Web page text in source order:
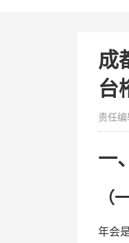
成
台
责任
一
（
年会